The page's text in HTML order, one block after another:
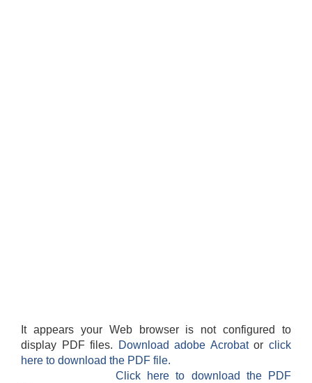
It appears your Web browser is not configured to
display PDF files.
Download adobe Acrobatorclick
here to download the PDF file.
Click here to download the PDF